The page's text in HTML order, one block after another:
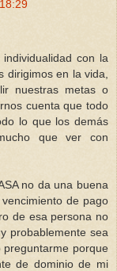
con la
dirigimos en la vida,
nuestras metas o
cuenta que todo
lo que los demás
que ver con
no da una buena
de pago
de esa persona no
probablemente sea
preguntarme porque
de dominio de mi